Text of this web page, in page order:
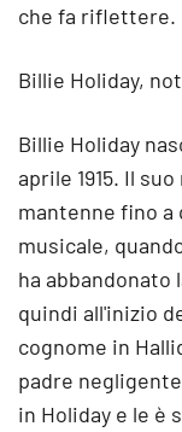
che fa riflettere.
Billie Holiday,
Billie Holiday
aprile 1915. Il
mantenne fino a
musicale,
ha abbandonato
quindi all'inizio
cognome in
padre
in Holiday e le è